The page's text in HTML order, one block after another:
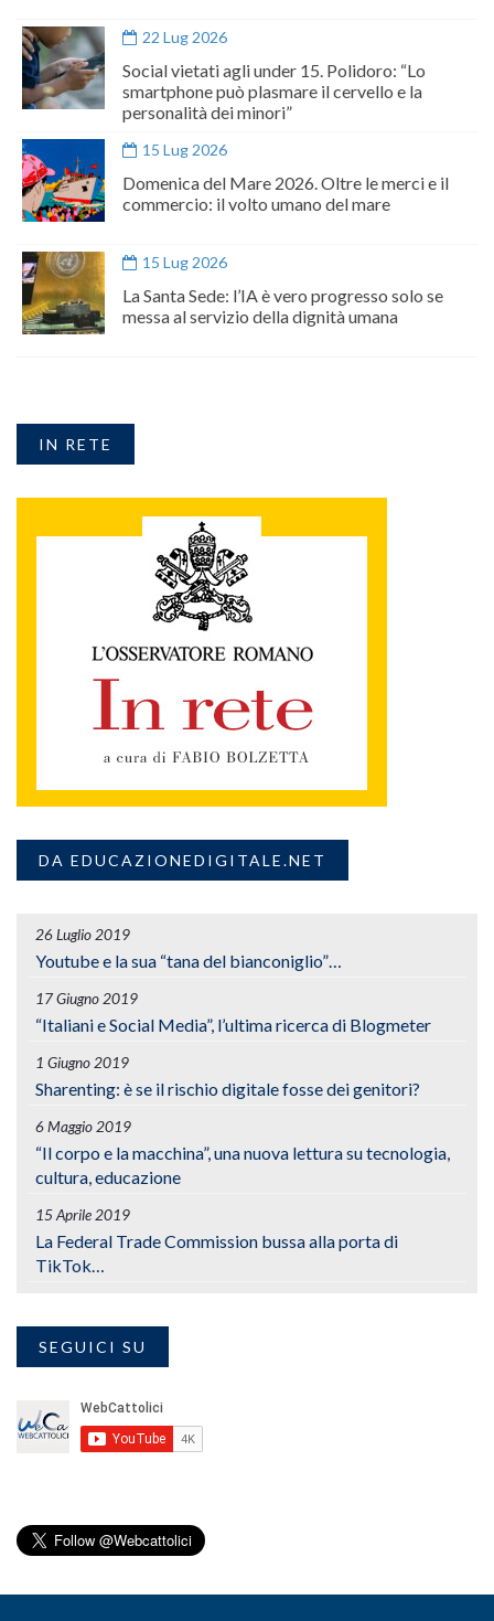
22 Lug 2026
Social vietati agli under 15. Polidoro: “Lo
smartphone può plasmare il cervello e la
personalità dei minori”
15 Lug 2026
Domenica del Mare 2026. Oltre le merci e il
commercio: il volto umano del mare
15 Lug 2026
La Santa Sede: l’IA è vero progresso solo se
messa al servizio della dignità umana
IN RETE
DA EDUCAZIONEDIGITALE.NET
26 Luglio 2019
Youtube e la sua “tana del bianconiglio”…
17 Giugno 2019
“Italiani e Social Media”, l’ultima ricerca di Blogmeter
1 Giugno 2019
Sharenting: è se il rischio digitale fosse dei genitori?
6 Maggio 2019
“Il corpo e la macchina”, una nuova lettura su tecnologia,
cultura, educazione
15 Aprile 2019
La Federal Trade Commission bussa alla porta di
TikTok…
SEGUICI SU